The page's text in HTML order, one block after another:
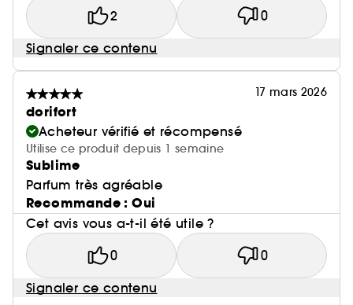
2 0
Signaler ce contenu
17 mars 2026
dorifort
Acheteur vérifié et récompensé
Utilise ce produit depuis 1 semaine
Sublime
Parfum très agréable
Recommande : Oui
Cet avis vous a-t-il été utile ?
0 0
Signaler ce contenu